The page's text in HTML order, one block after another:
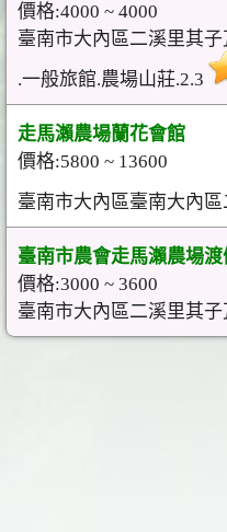
價格:4000 ~ 4000
臺南市大內區二溪里其
.一般旅館.農場山莊.2.3
走馬瀨農場蘭花會館
價格:5800 ~ 13600
臺南市大內區臺南大內
臺南市農會走馬瀨農場
價格:3000 ~ 3600
臺南市大內區二溪里其子